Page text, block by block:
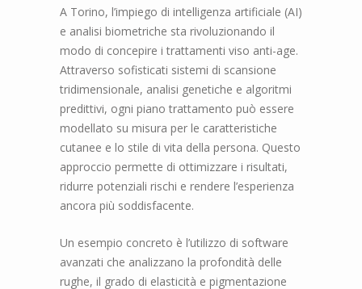
A Torino, l’impiego di intelligenza artificiale (AI)
e analisi biometriche sta rivoluzionando il
modo di concepire i trattamenti viso anti-age.
Attraverso sofisticati sistemi di scansione
tridimensionale, analisi genetiche e algoritmi
predittivi, ogni piano trattamento può essere
modellato su misura per le caratteristiche
cutanee e lo stile di vita della persona. Questo
approccio permette di ottimizzare i risultati,
ridurre potenziali rischi e rendere l’esperienza
ancora più soddisfacente.
Un esempio concreto è l’utilizzo di software
avanzati che analizzano la profondità delle
rughe, il grado di elasticità e pigmentazione